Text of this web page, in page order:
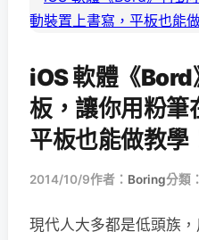
iOS 軟體《Bord
板，讓你用粉筆
平板也能做教學
2014/10/9作者： Boring分類：
現代人大多都是低頭族